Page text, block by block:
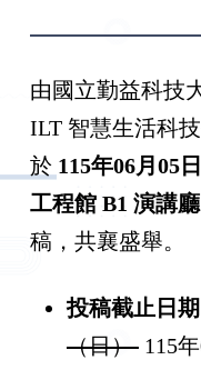
由國立勤益科技
ILT 智慧生活科
於 115年06月 05
工程館B1 演講廳
稿，共襄盛舉。
投稿截止日期
（日）115